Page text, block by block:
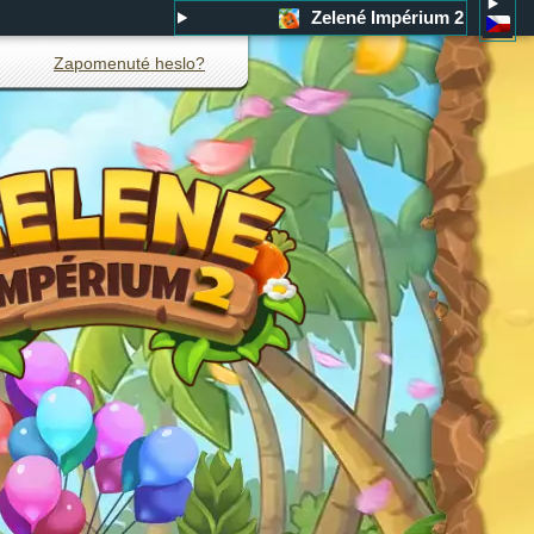
Zelené Impérium 2
Zapomenuté heslo?